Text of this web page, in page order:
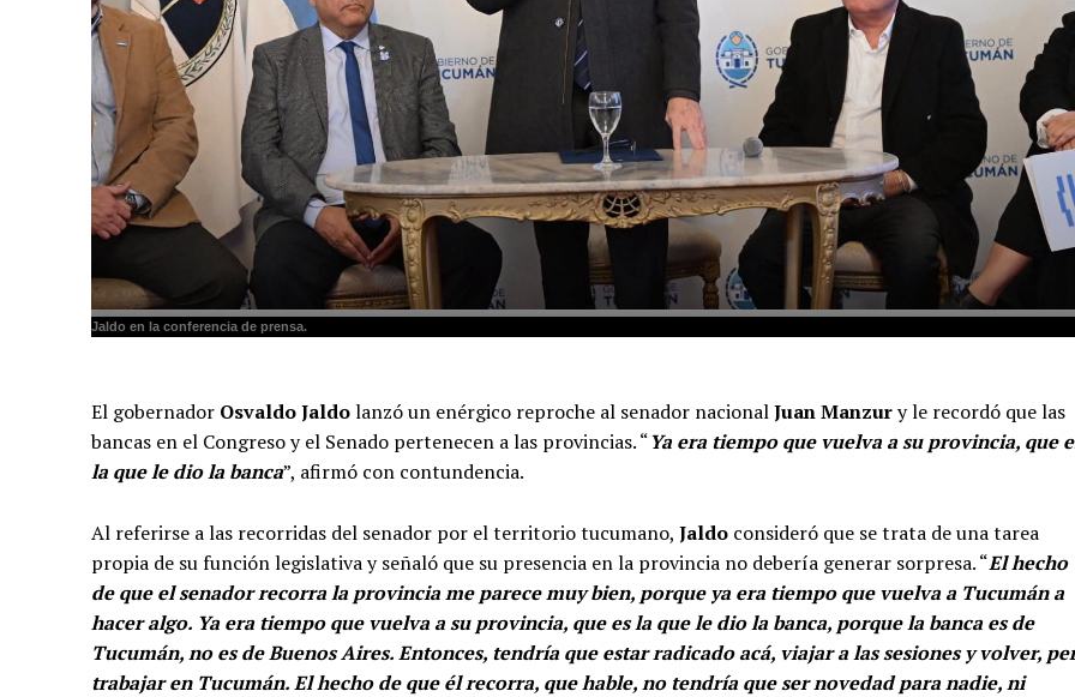
Jaldo en la conferencia de prensa.
El gobernador Osvaldo Jaldolanzó un enérgico reproche al senador nacionalJuan Manzury le recordó que las
bancas en el Congreso y el Senado pertenecen a las provincias. “Ya era tiempo que vuelva a su provincia, que
la que le dio la banca”, afirmó con contundencia.
Al referirse a las recorridas del senador por el territorio tucumano, Jaldo consideró que se trata de una tarea
propia de su función legislativa y señaló que su presencia en la provincia no debería generar sorpresa. “El hecho
de que el senador recorra la provincia me parece muy bien, porque ya era tiempo que vuelva a Tucumán a
hacer algo. Ya era tiempo que vuelva a su provincia, que es la que le dio la banca, porque la banca es de
Tucumán, no es de Buenos Aires. Entonces, tendría que estar radicado acá, viajar a las sesiones y volver,
trabajar en Tucumán. El hecho de que él recorra, que hable, no tendría que ser novedad para nadie, ni